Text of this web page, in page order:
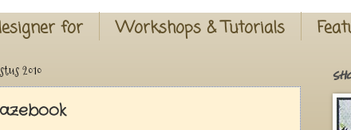
for Workshops & Tutorials
2010